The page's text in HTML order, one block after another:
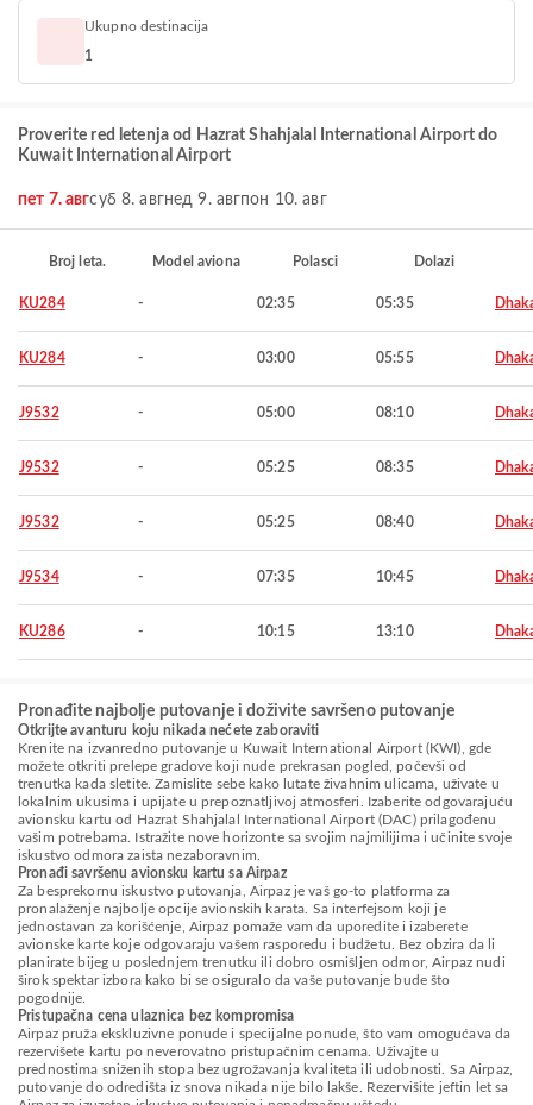
Ukupno destinacija
1
Proverite red letenja od Hazrat Shahjalal International Airport do
Kuwait International Airport
пет 7. авгсуб 8. авгнед 9. авгпон 10. авг
Broj leta. Model aviona Polasci Dolazi
KU284 - 02:35 05:35
KU284 - 03:00 05:55
J9532 - 05:00 08:10
J9532 - 05:25 08:35
J9532 - 05:25 08:40
J9534 - 07:35 10:45
KU286 - 10:15 13:10
Pronađite najbolje putovanje i doživite savršeno putovanje
Otkrijte avanturu koju nikada nećete zaboraviti
Krenite na izvanredno putovanje u Kuwait International Airport (KWI), gde
možete otkriti prelepe gradove koji nude prekrasan pogled, počevši od
trenutka kada sletite. Zamislite sebe kako lutate živahnim ulicama, uživate u
lokalnim ukusima i upijate u prepoznatljivoj atmosferi. Izaberite odgovarajuću
avionsku kartu od Hazrat Shahjalal International Airport (DAC) prilagođenu
vašim potrebama. Istražite nove horizonte sa svojim najmilijima i učinite svoje
iskustvo odmora zaista nezaboravnim.
Pronađi savršenu avionsku kartu sa Airpaz
Za besprekornu iskustvo putovanja, Airpaz je vaš go-to platforma za
pronalaženje najbolje opcije avionskih karata. Sa interfejsom koji je
jednostavan za korišćenje, Airpaz pomaže vam da uporedite i izaberete
avionske karte koje odgovaraju vašem rasporedu i budžetu. Bez obzira da li
planirate bijeg u poslednjem trenutku ili dobro osmišljen odmor, Airpaz nudi
širok spektar izbora kako bi se osiguralo da vaše putovanje bude što
pogodnije.
Pristupačna cena ulaznica bez kompromisa
Airpaz pruža ekskluzivne ponude i specijalne ponude, što vam omogućava da
rezervišete kartu po neverovatno pristupačnim cenama. Uživajte u
prednostima sniženih stopa bez ugrožavanja kvaliteta ili udobnosti. Sa Airpaz,
putovanje do odredišta iz snova nikada nije bilo lakše. Rezervišite jeftin let sa